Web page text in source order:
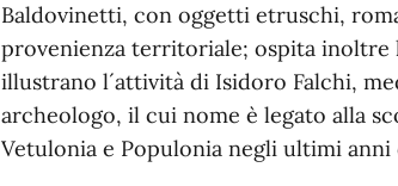
Baldovinetti, con oggetti etruschi,
provenienza territoriale; ospita inoltre
illustrano l´attività di Isidoro Falchi,
archeologo, il cui nome è legato alla
Vetulonia e Populonia negli ultimi anni